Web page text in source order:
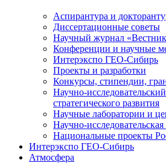
Аспирантура и
Диссертационные советы
Научный журнал
Конференции и научные
Интерэкспо ГЕО-Сибирь
Проекты и разработки
Конкурсы, стипендии,
Научно-
стратегического развития
Научные лаборатории и
Научно-исследовательская
Национальные проекты
Интерэкспо ГЕО-Сибирь
Атмосфера